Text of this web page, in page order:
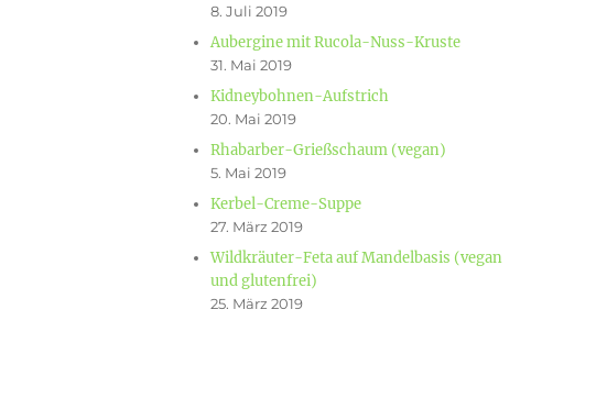
8. Juli 2019
Aubergine mit Rucola-Nuss-Kruste
31. Mai 2019
Kidneybohnen-Aufstrich
20. Mai 2019
Rhabarber-Grießschaum (vegan)
5. Mai 2019
Kerbel-Creme-Suppe
27. März 2019
Wildkräuter-Feta auf Mandelbasis (vegan
und glutenfrei)
25. März 2019